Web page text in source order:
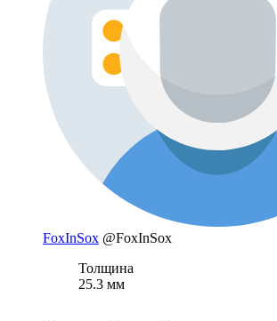
FoxInSox @FoxInSox
Толщина
25.3 мм